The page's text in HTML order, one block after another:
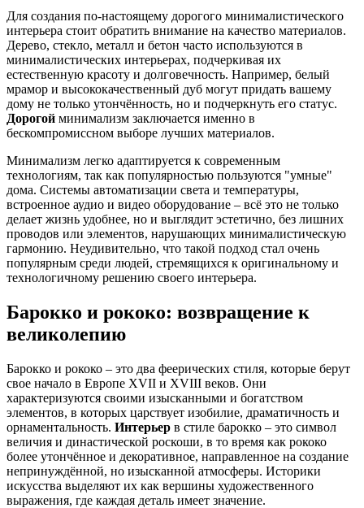
Для создания по-настоящему дорогого минималистического
интерьера стоит обратить внимание на качество материалов.
Дерево, стекло, металл и бетон часто используются в
минималистических интерьерах, подчеркивая их
естественную красоту и долговечность. Например, белый
мрамор и высококачественный дуб могут придать вашему
дому не только утончённость, но и подчеркнуть его статус.
Дорогой минимализм заключается именно в
бескомпромиссном выборе лучших материалов.
Минимализм легко адаптируется к современным
технологиям, так как популярностью пользуются "умные"
дома. Системы автоматизации света и температуры,
встроенное аудио и видео оборудование – всё это не только
делает жизнь удобнее, но и выглядит эстетично, без лишних
проводов или элементов, нарушающих минималистическую
гармонию. Неудивительно, что такой подход стал очень
популярным среди людей, стремящихся к оригинальному и
технологичному решению своего интерьера.
Барокко и рококо: возвращение к
великолепию
Барокко и рококо – это два феерических стиля, которые берут
свое начало в Европе XVII и XVIII веков. Они
характеризуются своими изысканными и богатством
элементов, в которых царствует изобилие, драматичность и
орнаментальность. Интерьер в стиле барокко – это символ
величия и династической роскоши, в то время как рококо
более утончённое и декоративное, направленное на создание
непринуждённой, но изысканной атмосферы. Историки
искусства выделяют их как вершины художественного
выражения, где каждая деталь имеет значение.